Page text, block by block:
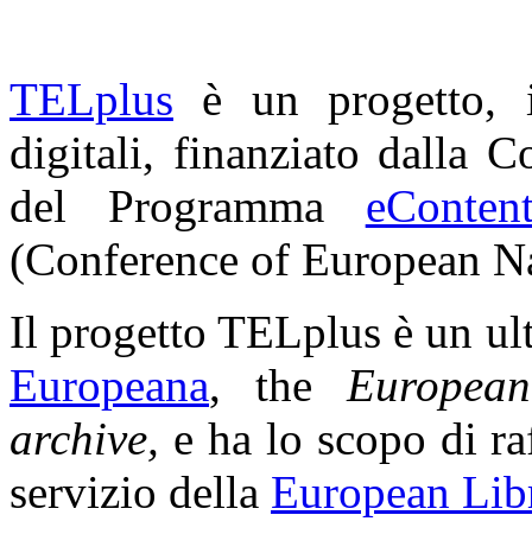
TELplus è un progetto,
digitali, finanziato dalla
del Programma
(Conference of European
Il progetto TELplus è un
Europeana, the
archive, e ha lo scopo di
servizio della European